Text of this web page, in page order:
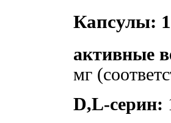
Капсулы:
активные
мг
D,L-серин: